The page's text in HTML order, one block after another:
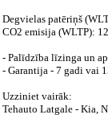
Degvielas patēriņš
CO2 emisija (WLTP):
- Palīdzība līzinga un
- Garantija - 7 gadi vai
Uzziniet vairāk:
Tehauto Latgale - Kia,